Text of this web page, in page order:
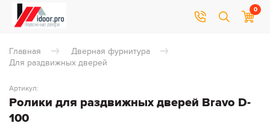
0
Главная
Дверная фурнитура
Для раздвижных дверей
Ролики для раздвижных дверей Bravo D-
100
Артикул: